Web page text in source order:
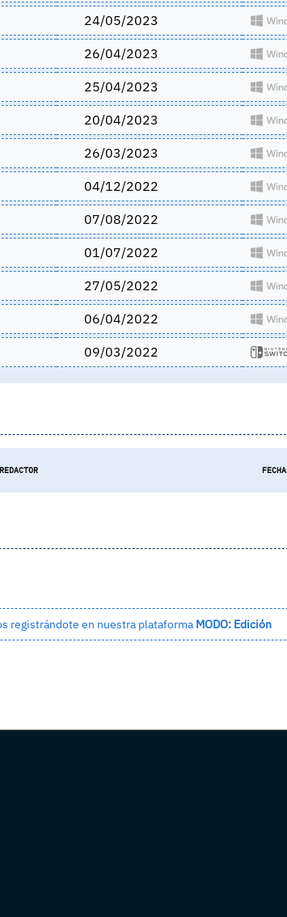
24/05/2023
26/04/2023
25/04/2023
20/04/2023
26/03/2023
04/12/2022
07/08/2022
01/07/2022
27/05/2022
06/04/2022
09/03/2022
REDACTOR FECHA
registrándote en nuestra plataforma MODO: Edición